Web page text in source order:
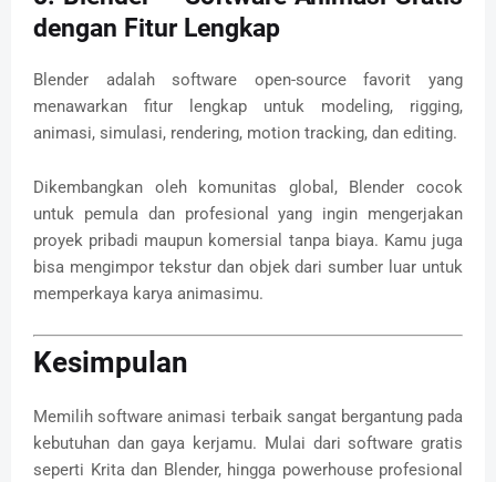
dengan Fitur Lengkap
Blender adalah software open-source favorit yang
menawarkan fitur lengkap untuk modeling, rigging,
animasi, simulasi, rendering, motion tracking, dan editing.
Dikembangkan oleh komunitas global, Blender cocok
untuk pemula dan profesional yang ingin mengerjakan
proyek pribadi maupun komersial tanpa biaya. Kamu juga
bisa mengimpor tekstur dan objek dari sumber luar untuk
memperkaya karya animasimu.
Kesimpulan
Memilih software animasi terbaik sangat bergantung pada
kebutuhan dan gaya kerjamu. Mulai dari software gratis
seperti Krita dan Blender, hingga powerhouse profesional